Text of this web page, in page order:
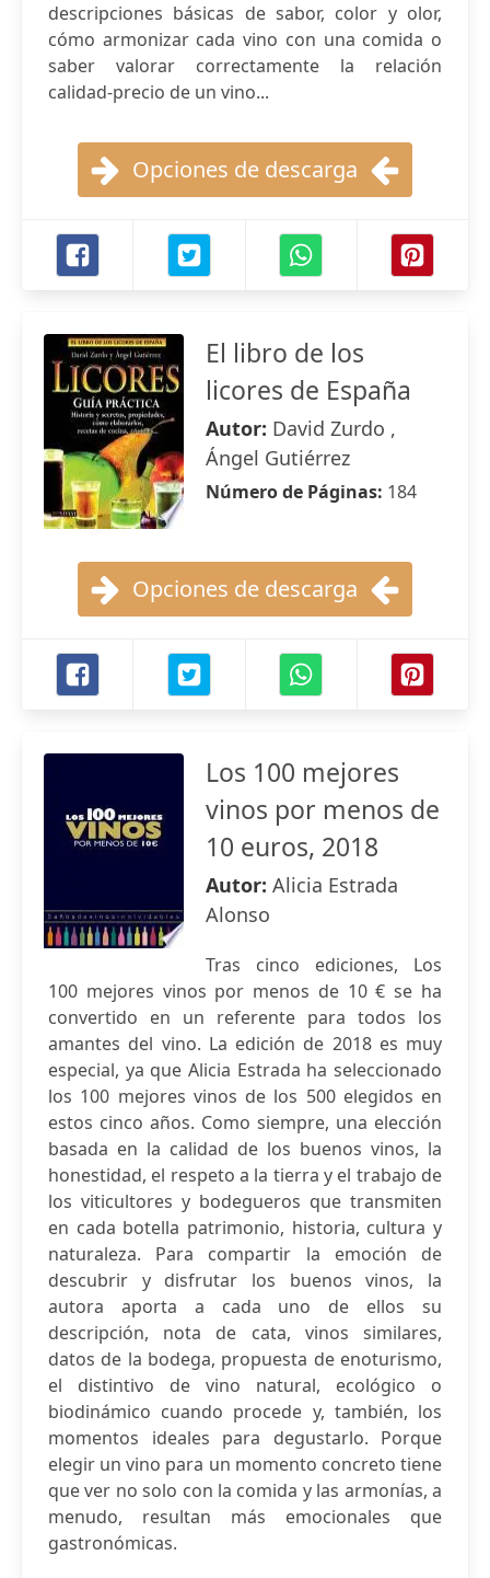
descripciones básicas de sabor, color y olor,
cómo armonizar cada vino con una comida o
saber valorar correctamente la relación
calidad-precio de un vino...
Opciones de descarga
El libro de los
licores de España
Autor: David Zurdo ,
Ángel Gutiérrez
Número de Páginas: 184
Opciones de descarga
Los 100 mejores
vinos por menos de
10 euros, 2018
Autor: Alicia Estrada
Alonso
Tras cinco ediciones, Los
100 mejores vinos por menos de 10 € se ha
convertido en un referente para todos los
amantes del vino. La edición de 2018 es muy
especial, ya que Alicia Estrada ha seleccionado
los 100 mejores vinos de los 500 elegidos en
estos cinco años. Como siempre, una elección
basada en la calidad de los buenos vinos, la
honestidad, el respeto a la tierra y el trabajo de
los viticultores y bodegueros que transmiten
en cada botella patrimonio, historia, cultura y
naturaleza. Para compartir la emoción de
descubrir y disfrutar los buenos vinos, la
autora aporta a cada uno de ellos su
descripción, nota de cata, vinos similares,
datos de la bodega, propuesta de enoturismo,
el distintivo de vino natural, ecológico o
biodinámico cuando procede y, también, los
momentos ideales para degustarlo. Porque
elegir un vino para un momento concreto tiene
que ver no solo con la comida y las armonías, a
menudo, resultan más emocionales que
gastronómicas.